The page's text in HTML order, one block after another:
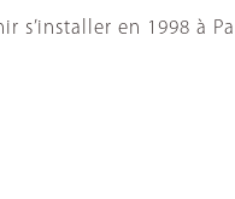
en 1998 à